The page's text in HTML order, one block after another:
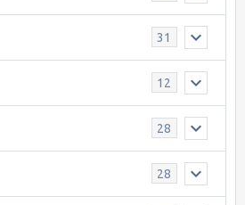
31
12
28
28